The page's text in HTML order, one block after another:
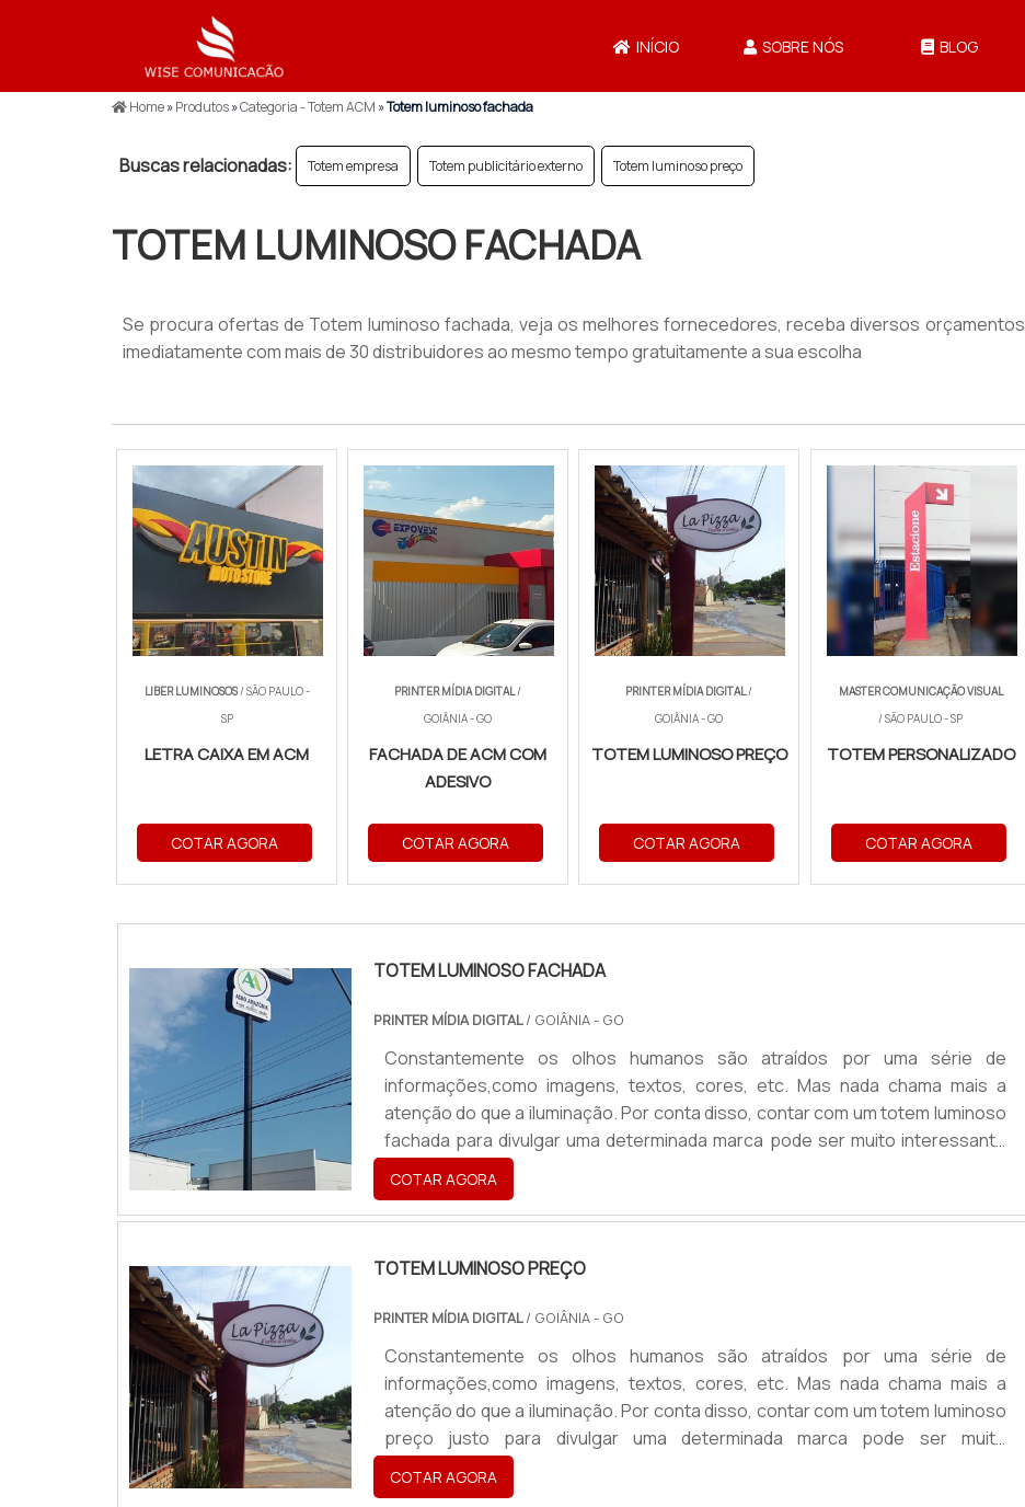
INÍCIO SOBRE NÓS BLOG
Home»Produtos»Categoria - Totem ACM »Totem luminoso fachada
Buscas relacionadas: Totem empresa Totem publicitário externo Totem luminoso preço
TOTEM LUMINOSO FACHADA
Se procura ofertas de Totem luminoso fachada, veja os melhores fornecedores, receba diversos orçamentos
imediatamente com mais de 30 distribuidores ao mesmo tempo gratuitamente a sua escolha
LIBER LUMINOSOS/ SÃO PAULO -
SP
LETRA CAIXA EM ACM
COTAR AGORA
PRINTER MÍDIA DIGITAL/
GOIÂNIA - GO
FACHADA DE ACM COM
ADESIVO
COTAR AGORA
PRINTER MÍDIA DIGITAL/
GOIÂNIA - GO
TOTEM LUMINOSO PREÇO
COTAR AGORA
MASTER COMUNICAÇÃO VISUAL
/ SÃO PAULO - SP
TOTEM PERSONALIZADO
COTAR AGORA
TOTEM LUMINOSO FACHADA
PRINTER MÍDIA DIGITAL/ GOIÂNIA - GO
Constantemente os olhos humanos são atraídos por uma série de
informações,como imagens, textos, cores, etc. Mas nada chama mais a
atenção do que a iluminação. Por conta disso, contar com um totem luminoso
fachada para divulgar uma determinada marca pode ser muito interessante
para um mercado tão competitivo como o da atualidade. o produto oferece
diversos benefíciosO produto garante uma alta durabilidade e é bem
resistente, justamente p...
COTAR AGORA
TOTEM LUMINOSO PREÇO
PRINTER MÍDIA DIGITAL/ GOIÂNIA - GO
Constantemente os olhos humanos são atraídos por uma série de
informações,como imagens, textos, cores, etc. Mas nada chama mais a
atenção do que a iluminação. Por conta disso, contar com um totem luminoso
preço justo para divulgar uma determinada marca pode ser muito
interessante para um mercado tão competitivo como o da
atualidade. produto de alta resistência e durabilidadeO produto garante uma
COTAR AGORA